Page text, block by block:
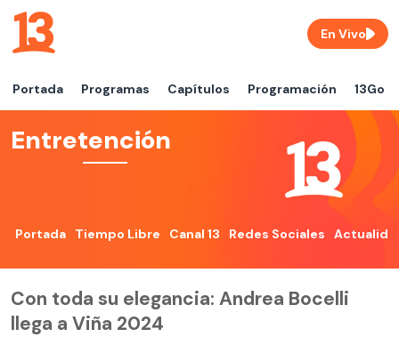
Portada Programas Capítulos Programación 13Go
En Vivo
Entretención
Portada Tiempo Libre Canal 13 Redes Sociales
Con toda su elegancia: Andrea Bocelli
llega a Viña 2024